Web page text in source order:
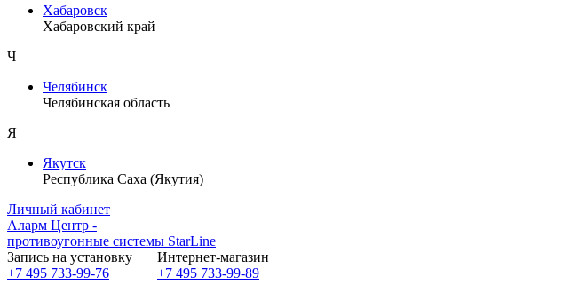
Хабаровск
Хабаровский край
Ч
Челябинск
Челябинская область
Я
Якутск
Республика Саха (Якутия)
Личный кабинет
Аларм Центр -
противоугонные системы StarLine
Запись на установку
+7 495 733-99-76
Интернет-магазин
+7 495 733-99-89